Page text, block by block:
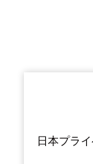
日本プラ